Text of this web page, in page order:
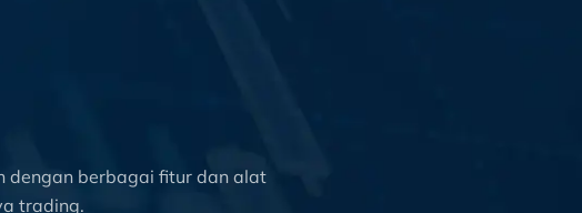
dengan berbagai fitur dan alat
trading.